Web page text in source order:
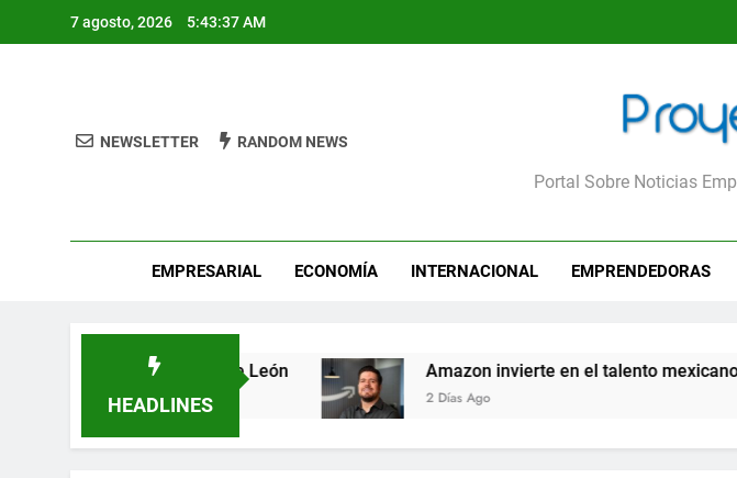
7 agosto, 2026 5:43:37 AM
ProyectaPortal Sobre Noticias
NEWSLETTER RANDOM NEWS
EMPRESARIAL ECONOMÍA INTERNACIONAL EMPRENDEDORAS
HEADLINES
Fest busca héroes de León Amazon invierte en el talento mexicano
2 Días Ago